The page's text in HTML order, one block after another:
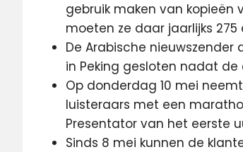
gebruik maken van kopieën
moeten ze daar jaarlijks
De Arabische
in Peking gesloten nadat
Op donderdag 10 mei
luisteraars met een
Presentator van het eerste
Sinds 8 mei kunnen de